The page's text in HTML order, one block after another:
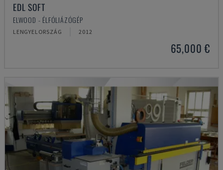
EDL SOFT
ELWOOD - ÉLFÓLIÁZÓGÉP
LENGYELORSZÁG 2012
65,000 €